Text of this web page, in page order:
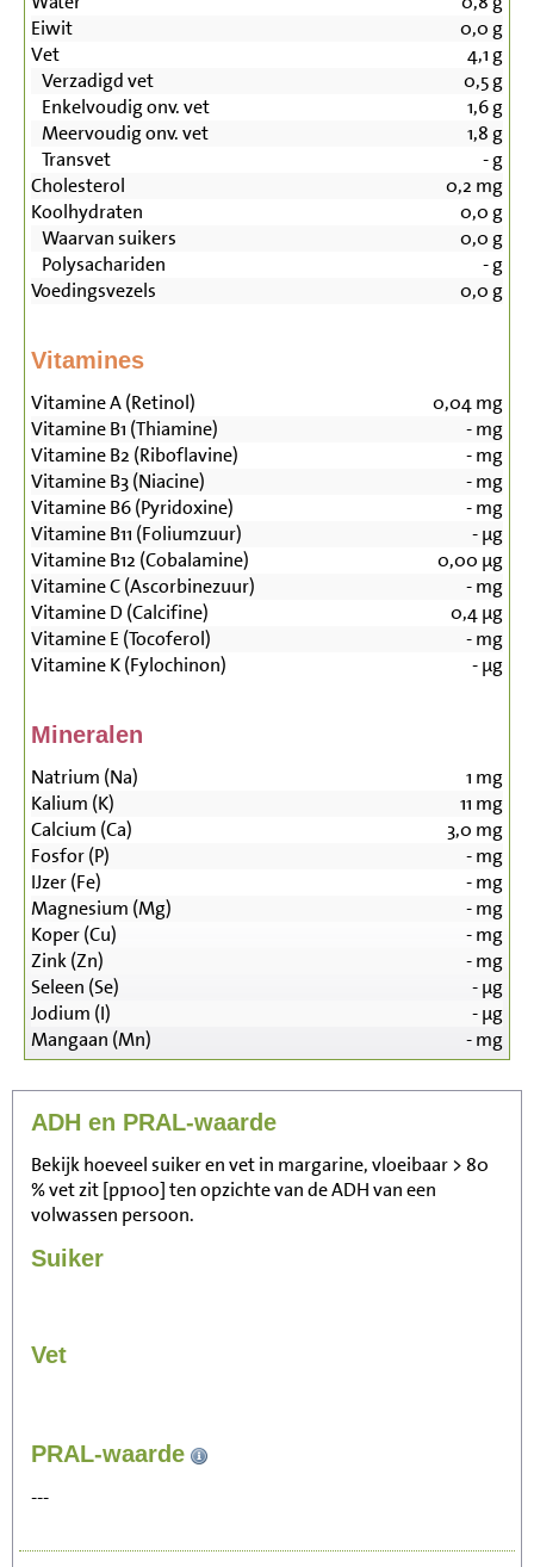
Eiwit
0,0 g
Vet
4,1 g
Verzadigd vet
0,5g
Enkelvoudig onv. vet
1,6g
Meervoudig onv. vet
1,8 g
Transvet
-g
Cholesterol
0,2 mg
Koolhydraten
0,0 g
Waarvan suikers
0,0 g
Polysachariden
-g
Voedingsvezels
0,0 g
Vitamines
Vitamine A (Retinol) 0,04mg
Vitamine B1 (Thiamine)
-mg
Vitamine B2 (Riboflavine)
-mg
Vitamine B3 (Niacine)
-mg
Vitamine B6 (Pyridoxine)
-mg
Vitamine B11 (Foliumzuur)
-µg
Vitamine B12 (Cobalamine)
0,00 µg
Vitamine C (Ascorbinezuur)
-mg
Vitamine D (Calcifine)
0,4µg
Vitamine E (Tocoferol)
-mg
Vitamine K (Fylochinon)
-µg
Mineralen
Natrium (Na) 1 mg
Kalium (K)
11 mg
Calcium (Ca)
3,0 mg
Fosfor (P)
-mg
IJzer (Fe)
-mg
Magnesium (Mg)
-mg
Koper (Cu)
-mg
Zink (Zn)
-mg
Seleen (Se)
-µg
Jodium (I)
-µg
Mangaan (Mn)
-mg
ADH en PRAL-waarde
Bekijk hoeveel suiker en vet in margarine, vloeibaar > 80
% vet zit [pp100] ten opzichte van de ADH van een
volwassen persoon.
Suiker
Vet
PRAL-waarde
---
Zitten, tv kijken